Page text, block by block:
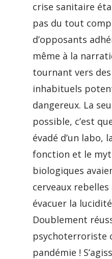
crise sanitaire
pas du tout
d’opposants
même à la
tournant vers
inhabituels
dangereux. La
possible, c’est
évadé d’un labo,
fonction et le
biologiques
cerveaux rebelles
évacuer la
Doublement
psychoterroriste
pandémie !